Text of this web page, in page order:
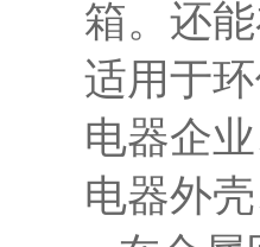
箱。还
适用于
电器企
电器外